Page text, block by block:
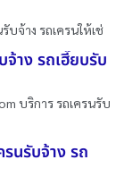
บจ้าง รถเครนให้เช่
จ้าง รถเฮี๊ยบรับ
บริการ รถเครนรับ
นรับจ้าง รถ